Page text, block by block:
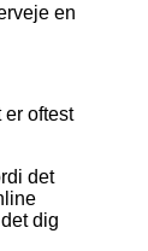
en
oftest
det
dig